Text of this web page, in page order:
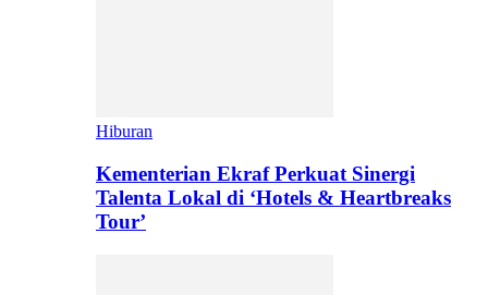
Hiburan
Kementerian Ekraf Perkuat Sinergi
Talenta Lokal di ‘Hotels & Heartbreaks
Tour’